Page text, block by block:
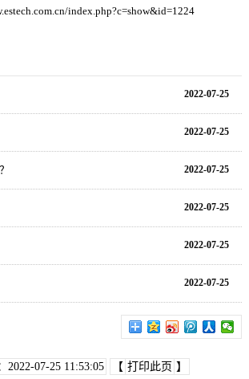
index.php?c=show&id=1224
2022-07-25
2022-07-25
2022-07-25
2022-07-25
2022-07-25
2022-07-25
2022-07-25 11:53:05 【 打印此页 】